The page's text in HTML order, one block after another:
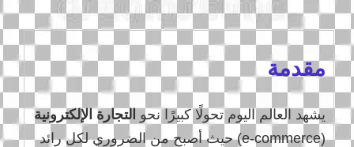
مقدمة
يشهد العالم اليوم تحولًا كبيرًا نحو التجارة الإلكترونية
(e-commerce) حيث أصبح من الضروري لكل رائد